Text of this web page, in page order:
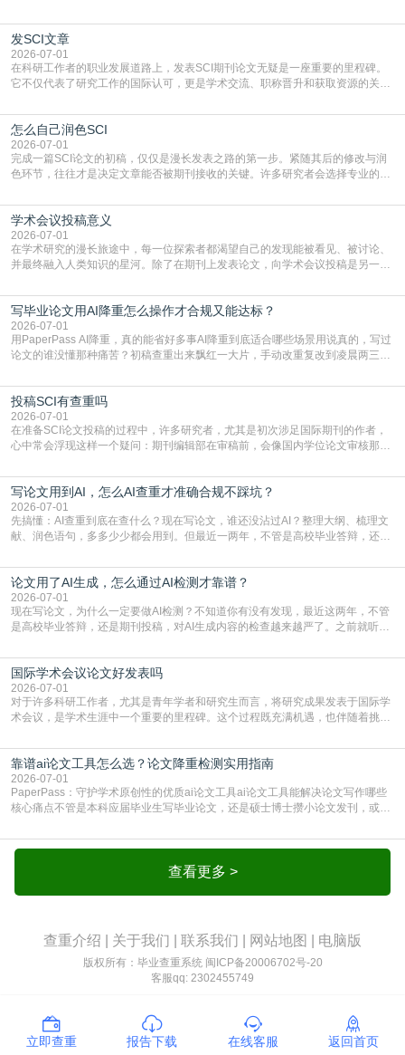
能领到补贴首选‌京东APP‌搜索专属口令(如【家电补贴1637】、【国补立省
4949】等，口令会随活动更新，以页面显示为准)进入补贴专场。淘宝/天猫也可
复制粘贴【8$FKFGgJq
发SCI文章
2026-07-01
在科研工作者的职业发展道路上，发表SCI期刊论文无疑是一座重要的里程碑。
它不仅代表了研究工作的国际认可，更是学术交流、职称晋升和获取资源的关键
战与困惑。从选题立意到投稿回应，每一步都需要精心的策略与扎实的工作。本
篇AEIC学术交流中心小编就为大家介绍“发SCI文章”。一、精准定位是成功的第
一步发表SCI文章，首要解决的问题是“投
怎么自己润色SCI
2026-07-01
完成一篇SCI论文的初稿，仅仅是漫长发表之路的第一步。紧随其后的修改与润
色环节，往往才是决定文章能否被期刊接收的关键。许多研究者会选择专业的语
质量，更能在此过程中深化对学术写作的理解。如何系统、高效地打磨自己的论
文，使其在语言和学术表达上更符合国际期刊的要求，是每位研究者值得投入学
习的技能。本篇AEIC学术交流中心小编就为大家介
学术会议投稿意义
2026-07-01
在学术研究的漫长旅途中，每一位探索者都渴望自己的发现能被看见、被讨论、
并最终融入人类知识的星河。除了在期刊上发表论文，向学术会议投稿是另一个
广阔学术天地的大门，连接着个体研究与社会网络。本篇AEIC学术交流中心小编
就为大家介绍“学术会议投稿意义”。一、加速研究成果的传播与反馈学术会议通
常具有周期短、时效性强的特点。相比期刊漫长的
写毕业论文用AI降重怎么操作才合规又能达标？
2026-07-01
用PaperPass AI降重，真的能省好多事AI降重到底适合哪些场景用说真的，写过
论文的谁没懂那种痛苦？初稿查重出来飘红一大片，手动改重复改到凌晨两三
到秃头。这时候靠谱的AI降重真的就是救命稻草，选对工具，半天就能搞定你两
三天都做不完的事。不是所有人都需要用AI降重，但如果你符合下面这些场景，
真的可以试试：初稿写完重复率远超要
投稿SCI有查重吗
2026-07-01
在准备SCI论文投稿的过程中，许多研究者，尤其是初次涉足国际期刊的作者，
心中常会浮现这样一个疑问：期刊编辑部在审稿前，会像国内学位论文审核那
论文的初审通过率。实际上，SCI期刊对重复内容的审查是严谨投稿流程中不可
或缺的一环。本篇AEIC学术交流中心小编就为大家介绍“投稿SCI有查重吗”。
一、查重是标准流程答案是明确的：绝大多数S
写论文用到AI，怎么AI查重才准确合规不踩坑？
2026-07-01
先搞懂：AI查重到底在查什么？现在写论文，谁还没沾过AI？整理大纲、梳理文
献、润色语句，多多少少都会用到。但最近一两年，不管是高校毕业答辩，还是
须加做AI查重。很多人分不清，AI查重和普通查重到底有啥区别？这里说透：普
通查重查的是你的文字和已公开文献的重复比例，防的是抄袭；AI查重查的是你
的内容里，有多少是AI生成的，防的是过
论文用了AI生成，怎么通过AI检测才靠谱？
2026-07-01
现在写论文，为什么一定要做AI检测？不知道你有没有发现，最近这两年，不管
是高校毕业答辩，还是期刊投稿，对AI生成内容的检查越来越严了。之前就听身
要求修改，还差点被判定学术不规范，真的太冤了。现在国内多数高校和核心期
刊，都已经明确出台了相关规定：如果使用AI生成内容辅助写作，必须明确标
注，未标注的AI生成内容会被认定为不符合学
国际学术会议论文好发表吗
2026-07-01
对于许多科研工作者，尤其是青年学者和研究生而言，将研究成果发表于国际学
术会议，是学术生涯中一个重要的里程碑。这个过程既充满机遇，也伴随着挑
疑问：国际学术会议论文到底好不好发表？其价值和难度究竟如何衡量。本篇
AEIC学术交流中心小编就为大家介绍“国际学术会议论文好发表吗”。一、会议论
文发表的相对优势与期刊论文相比，国际会议论文的发
靠谱ai论文工具怎么选？论文降重检测实用指南
2026-07-01
PaperPass：守护学术原创性的优质ai论文工具ai论文工具能解决论文写作哪些
核心痛点不管是本科应届毕业生写毕业论文，还是硕士博士攒小论文发刊，或是
自己逐句读逐句改，熬好几个大夜不说，还经常改不到点上，交上去才发现重复
率超标，再返工太折腾。现在有了成熟的ai论文工具，这些痛点基本都能高效解
决。靠谱的ai论文工具，不止能帮你梳查看更多 >
查重介绍 关于我们 联系我们 网站地图 电脑版
版权所有：毕业查重系统 闽ICP备20006702号-20
客服qq: 2302455749
立即查重 报告下载 在线客服 返回首页